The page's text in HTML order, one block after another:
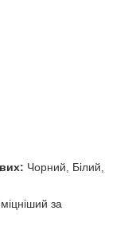
Чорний, Білий,
за